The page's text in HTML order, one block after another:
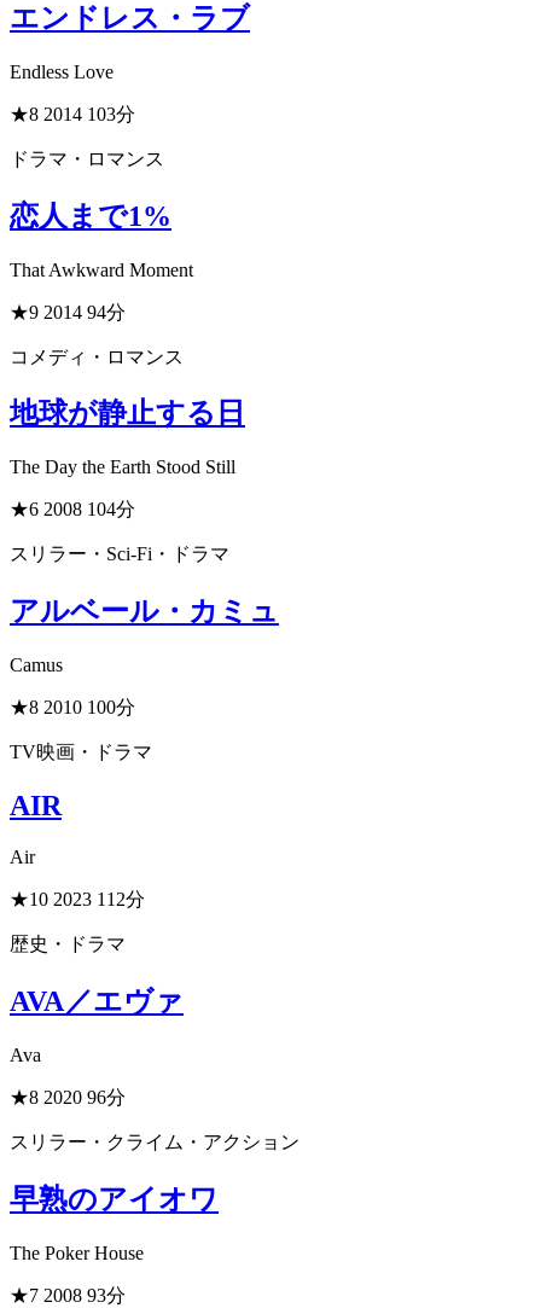
エンドレス・ラブ
Endless Love
★8 2014 103分
ドラマ・ロマンス
恋人まで1%
That Awkward Moment
★9 2014 94分
コメディ・ロマンス
地球が静止する日
The Day the Earth Stood Still
★6 2008 104分
スリラー・Sci-Fi・ドラマ
アルベール・カミュ
Camus
★8 2010 100分
TV映画・ドラマ
AIR
Air
★10 2023 112分
歴史・ドラマ
AVA／エヴァ
Ava
★8 2020 96分
スリラー・クライム・アクション
早熟のアイオワ
The Poker House
★7 2008 93分